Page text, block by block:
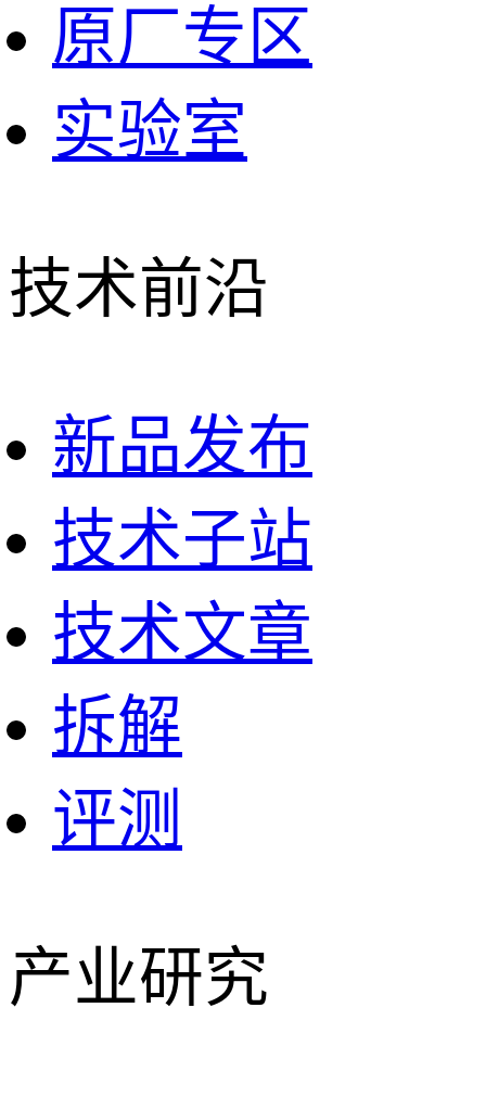
原厂专区
实验室
技术前沿
新品发布
技术子站
技术文章
拆解
评测
产业研究